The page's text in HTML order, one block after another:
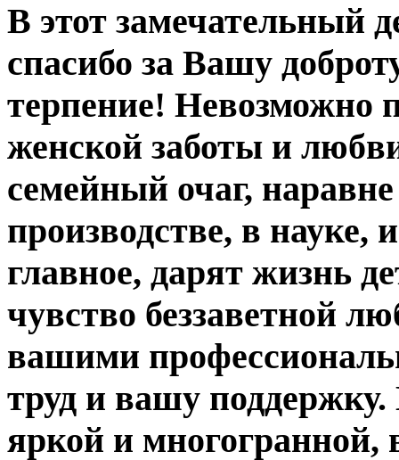
В этот замечательный
спасибо за Вашу
терпение! Невозможно
женской заботы и
семейный очаг,
производстве, в науке,
главное, дарят жизнь
чувство беззаветной
вашими
труд и вашу
яркой и многогранной,